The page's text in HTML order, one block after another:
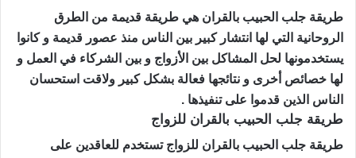
طريقة جلب الحبيب بالقران هي طريقة قديمة من الطرق
الروحانية التي لها انتشار كبير بين الناس منذ عصور قديمة و كانوا
يستخدمونها لحل المشاكل بين الأزواج و بين الشركاء في العمل و
لها خصائص أخرى و نتائجها فعالة بشكل كبير ولاقت استحسان
الناس الذين قدموا على تنفيذها .
طريقة جلب الحبيب بالقران للزواج
طريقة جلب الحبيب بالقران للزواج تستخدم للعاقدين على